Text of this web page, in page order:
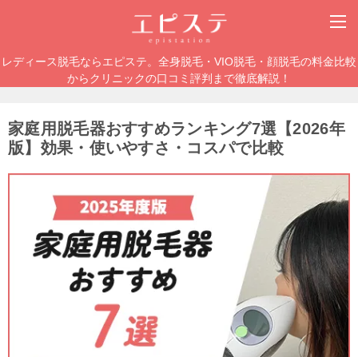
レディース脱毛ならエピステ。全身脱毛・VIO脱毛・顔脱毛の料金比較
からクリニックの口コミ評判まで徹底解説！
家庭用脱毛器おすすめランキング7選【2026年
版】効果・使いやすさ・コスパで比較